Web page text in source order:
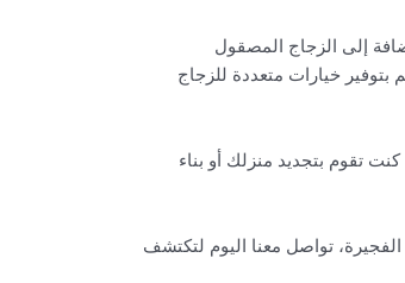
إلى الزجاج المصقول
بتوفير خيارات متعددة للزجاج
تقوم بتجديد منزلك أو بناء
تواصل معنا اليوم لتكتشف